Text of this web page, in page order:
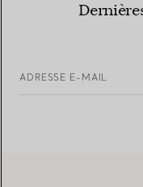
ADRESSE E-MAIL